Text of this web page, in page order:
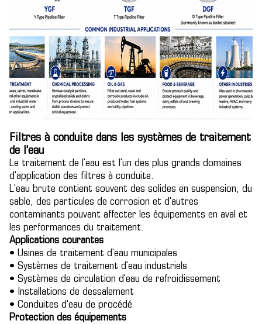
Filtres à conduite dans les systèmes de traitement
de l'eau
Le traitement de l'eau est l'un des plus grands domaines
d'application des filtres à conduite.
L'eau brute contient souvent des solides en suspension, du
sable, des particules de corrosion et d'autres
contaminants pouvant affecter les équipements en aval et
les performances du traitement.
Applications courantes
• Usines de traitement d'eau municipales
• Systèmes de traitement d'eau industriels
• Systèmes de circulation d'eau de refroidissement
• Installations de dessalement
• Conduites d'eau de procédé
Protection des équipements